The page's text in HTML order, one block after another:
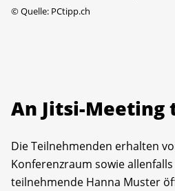
©Quelle: PCtipp.ch
An Jitsi-Meeting
Die Teilnehmenden erhalten
Konferenzraum sowie
teilnehmende Hanna Muster